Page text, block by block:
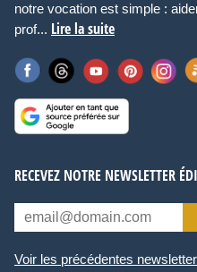
notre vocation est simple :
prof... Lire la suite
RECEVEZ NOTRE NEWSLETTER
Voir les précédentes